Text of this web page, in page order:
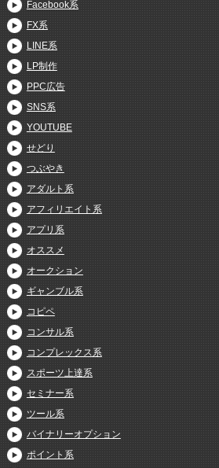
Facebook系
FX系
LINE系
LP制作
PPC広告
SNS系
YOUTUBE
せどり
つぶやき
アダルト系
アフィリエイト系
アプリ系
オススメ
オークション
ギャンブル系
コピペ
コンサル系
コンプレックス系
スポーツ上達系
セミナー系
ツール系
バイナリーオプション
ポイント系